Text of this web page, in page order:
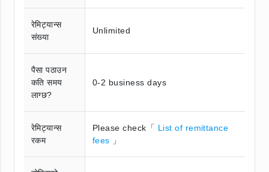
रेमिट्यान्स
संख्या
Unlimited
पैसा पठाउन
कति समय
लाग्छ?
0-2 business days
रेमिट्यान्स
रकम
Please check「 List of remittance
fees
」